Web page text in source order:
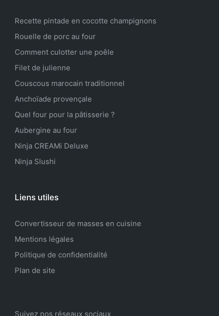
Recette pintade en cocotte champignons
Rouelle de porc au four
Comment culotter une poêle
Filet de julienne
Couscous marocain traditionnel
Anchoïade provençale
Quel four pour la pâtisserie ?
Aubergine au four
Ninja CREAMi Deluxe
Ninja Slushi
Liens utiles
Convertisseur de masses en cuisine
Mentions légales
Politique de confidentialité
Plan de site
Suivez nos réseaux sociaux